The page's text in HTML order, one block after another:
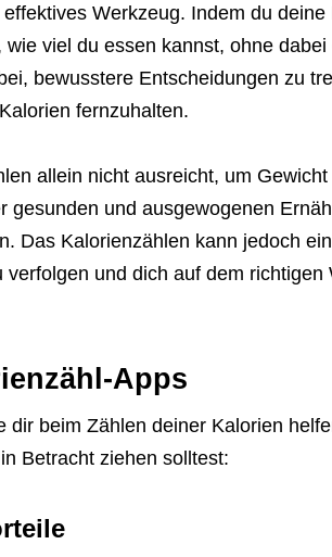
Werkzeug. Indem du deine
viel du essen kannst, ohne dabei
bewusstere Entscheidungen zu
fernzuhalten.
allein nicht ausreicht, um Gewicht
gesunden und ausgewogenen
Das Kalorienzählen kann jedoch
und dich auf dem richtigen
Apps
dir beim Zählen deiner Kalorien
Betracht ziehen solltest: